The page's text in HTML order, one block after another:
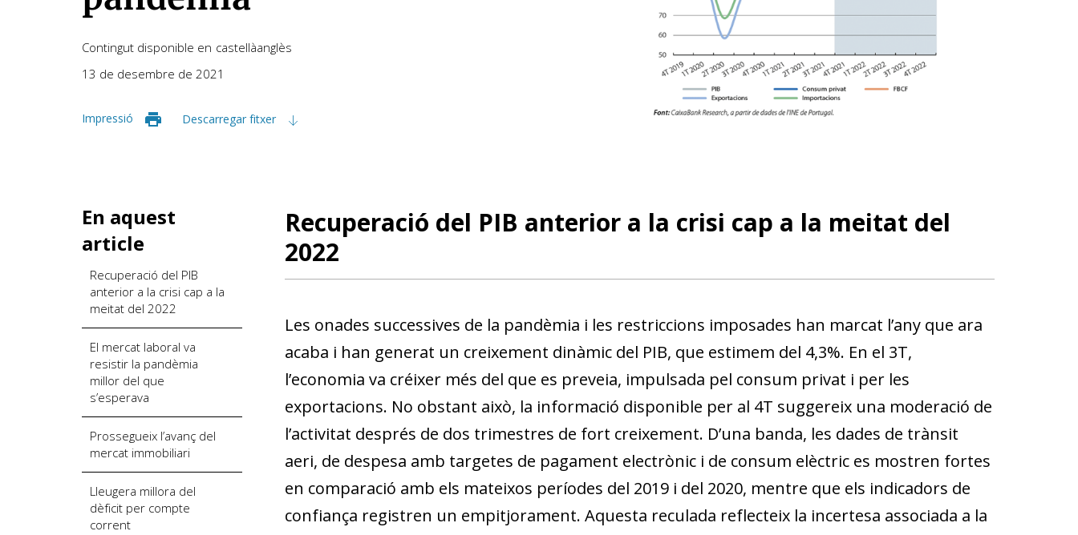
Contingut disponible en castellàanglès
13 de desembre de 2021
Impressió Descarregar fitxer
En aquest
article
Recuperació del PIB
anterior a la crisi cap a la
meitat del 2022
El mercat laboral va
resistir la pandèmia
millor del que
s’esperava
Prossegueix l’avanç del
mercat immobiliari
Lleugera millora del
dèficit per compte
corrent
Recuperació del PIB anterior a la crisi cap a la meitat del
2022
Les onades successives de la pandèmia i les restriccions imposades han marcat l’any que ara
acaba i han generat un creixement dinàmic del PIB, que estimem del 4,3%. En el 3T,
l’economia va créixer més del que es preveia, impulsada pel consum privat i per les
exportacions. No obstant això, la informació disponible per al 4T suggereix una moderació de
l’activitat després de dos trimestres de fort creixement. D’una banda, les dades de trànsit
aeri, de despesa amb targetes de pagament electrònic i de consum elèctric es mostren fortes
en comparació amb els mateixos períodes del 2019 i del 2020, mentre que els indicadors de
confiança registren un empitjorament. Aquesta reculada reflecteix la incertesa associada a la